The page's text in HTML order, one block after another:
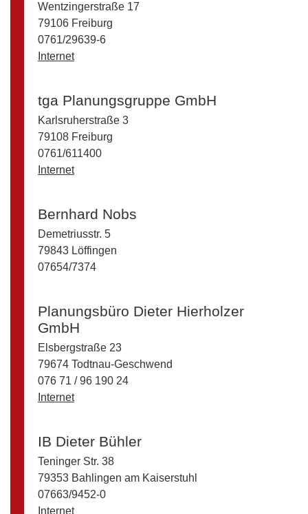
Wentzingerstraße 17
79106 Freiburg
0761/29639-6
Internet
tga Planungsgruppe GmbH
Karlsruherstraße 3
79108 Freiburg
0761/611400
Internet
Bernhard Nobs
Demetriusstr. 5
79843 Löffingen
07654/7374
Planungsbüro Dieter Hierholzer
GmbH
Elsbergstraße 23
79674 Todtnau-Geschwend
076 71 / 96 190 24
Internet
IB Dieter Bühler
Teninger Str. 38
79353 Bahlingen am Kaiserstuhl
07663/9452-0
Internet